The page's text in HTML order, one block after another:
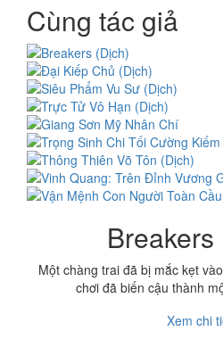
Cùng tác giả
Breakers
Một chàng trai đã bị mắc kẹt
chơi đã biến cậu thành
Xem chi